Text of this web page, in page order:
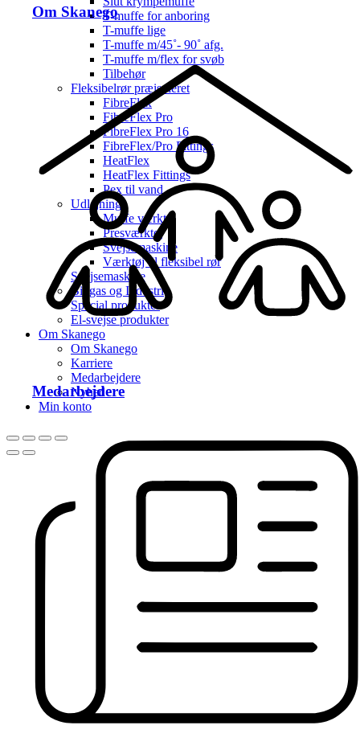
Om Skanego
Medarbejdere
T-muffe for anboring
T-muffe lige
T-muffe m/45˚- 90˚ afg.
T-muffe m/flex for svøb
Tilbehør
Fleksibelrør præisoleret
FibreFlex
FibreFlex Pro
FibreFlex Pro 16
FibreFlex/Pro Fittings
HeatFlex
HeatFlex Fittings
Pex til vand
Udlejning
Muffe værktøj
Presværktøj
Svejsemaskine
Værktøj til fleksibel rør
Svejsemaskine
Biogas og Industri
Special produkter
El-svejse produkter
Om Skanego
Om Skanego
Karriere
Medarbejdere
Nyhed
Min konto